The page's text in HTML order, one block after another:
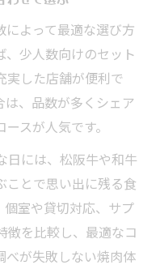
よって最適な選び方
、少人数向けのセット
実した店舗が便利で
は、品数が多くシェア
スが人気です。
日には、松阪牛や和牛
ことで思い出に残る食
個室や貸切対応、サプ
徴を比較し、最適なコ
べが失敗しない焼肉体